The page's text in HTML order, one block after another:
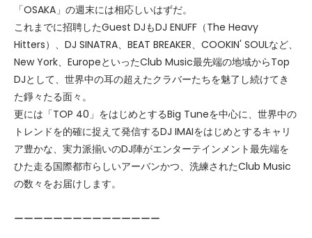
「OSAKA」の週末には相応しいはずだ。
これまでに招聘したGuest DJもDJ ENUFF（The Heavy
Hitters）、DJ SINATRA、BEAT BREAKER、COOKIN' SOULなど、
New York、EuropeといったClub Music最先端の地域からTop
DJとして、世界中の耳の超えたクラバーたちを魅了し続けてき
た錚々たる面々。
更には「TOP 40」をはじめとするBig Tuneを中心に、世界中の
トレンドを的確に捉えて発信するDJ IMAIをはじめとするキャリ
ア豊かな、実力派揃いのDJ陣がエンターテインメント最先端を
ひた走る国際都市らしいアーバンかつ、洗練されたClub Music
の数々をお届けします。
ーーーーーーーーーーーーーーー